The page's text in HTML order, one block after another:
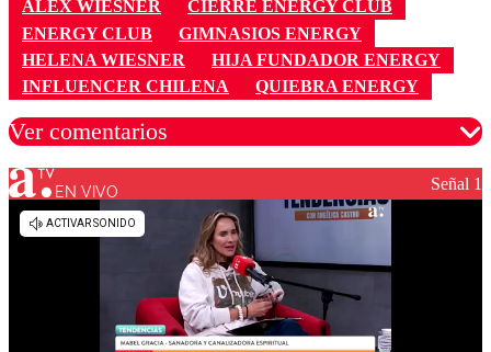
ALEX WIESNER
CIERRE ENERGY CLUB
ENERGY CLUB
GIMNASIOS ENERGY
HELENA WIESNER
HIJA FUNDADOR ENERGY
INFLUENCER CHILENA
QUIEBRA ENERGY
Ver comentarios
Los comentarios son moderados para garantizar un
diálogo respetuoso.
EN VIVO Señal 1